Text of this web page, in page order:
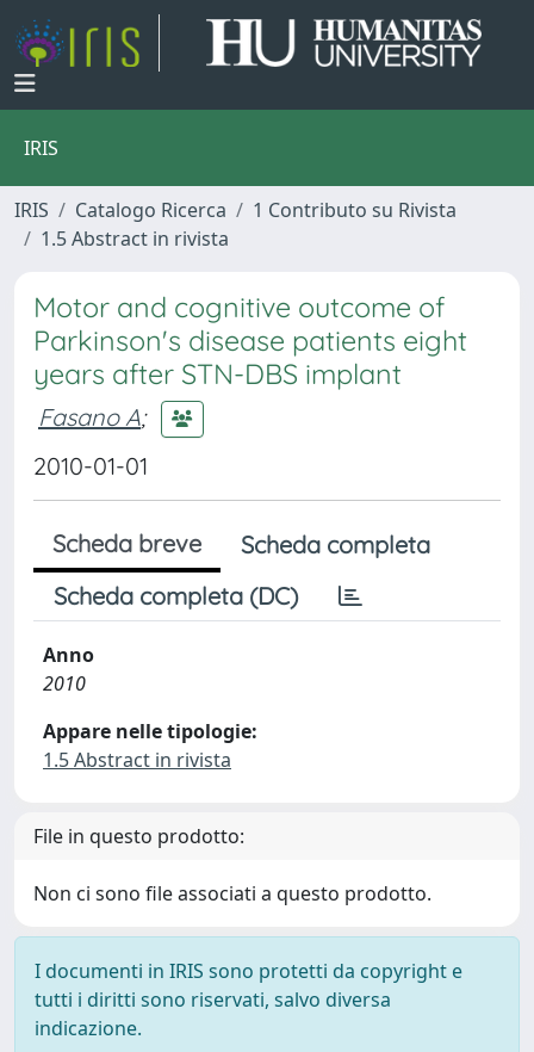
IRIS
IRIS Catalogo Ricerca
1 Contributo su Rivista
1.5 Abstract in rivista
Motor and cognitive outcome of
Parkinson's disease patients eight
years after STN-DBS implant
Fasano A;
2010-01-01
Scheda breve
Scheda completa
Scheda completa (DC)
Anno
2010
Appare nelle tipologie:
1.5 Abstract in rivista
File in questo prodotto:
Non ci sono file associati a questo prodotto.
I documenti in IRIS sono protetti da copyright e
tutti i diritti sono riservati, salvo diversa
indicazione.